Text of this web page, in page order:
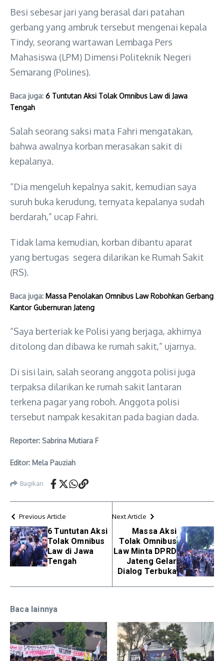
Besi sebesar jari yang berasal dari patahan
gerbang yang ambruk tersebut mengenai kepala
Tindy, seorang wartawan Lembaga Pers
Mahasiswa (LPM) Dimensi Politeknik Negeri
Semarang (Polines).
Baca juga: 6 Tuntutan Aksi Tolak Omnibus Law di Jawa
Tengah
Salah seorang saksi mata Fahri mengatakan,
bahwa awalnya korban merasakan sakit di
kepalanya.
“Dia mengeluh kepalnya sakit, kemudian saya
suruh buka kerudung, ternyata kepalanya sudah
berdarah,” ucap Fahri.
Tidak lama kemudian, korban dibantu aparat
yang bertugas segera dilarikan ke Rumah Sakit
(RS).
Baca juga: Massa Penolakan Omnibus Law Robohkan Gerbang
Kantor Gubernuran Jateng
“Saya berteriak ke Polisi yang berjaga, akhirnya
ditolong dan dibawa ke rumah sakit,” ujarnya.
Di sisi lain, salah seorang anggota polisi juga
terpaksa dilarikan ke rumah sakit lantaran
terkena pagar yang roboh. Anggota polisi
tersebut nampak kesakitan pada bagian dada.
Reporter: Sabrina Mutiara F
Editor: Mela Pauziah
Bagikan
Previous Article
6 Tuntutan Aksi
Tolak Omnibus
Law di Jawa
Tengah
Next Article
Massa Aksi
Tolak Omnibus
Law Minta DPRD
Jateng Gelar
Dialog Terbuka
Baca lainnya